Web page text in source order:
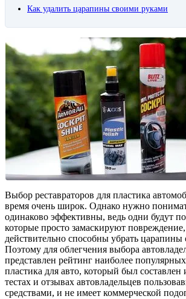
Как удалить царапины своими руками
Выбор реставраторов для пластика
время очень широк. Однако нужно
одинаково эффективны, ведь одни будут
которые просто замаскируют повреждение,
действительно способны убрать царапины
Поэтому для облегчения выбора
представлен рейтинг наиболее популярных
пластика для авто, который был составлен
тестах и отзывах автовладельцев
средствами, и не имеет коммерческой